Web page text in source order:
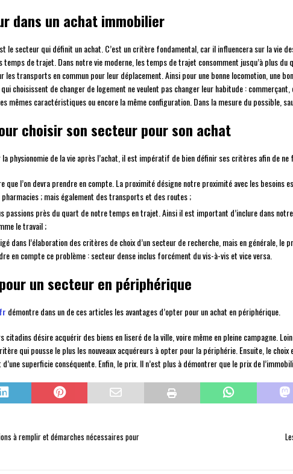
dans un achat immobilier
le secteur qui définit un achat. C’est un critère fondamental, car il influencera sur la vie
temps de trajet. Dans notre vie moderne, les temps de trajet consomment jusqu’à plus
les transports en commun pour leur déplacement. Ainsi pour une bonne locomotion, une
choisissent de changer de logement ne veulent pas changer leur habitude :
mêmes caractéristiques ou encore la même configuration. Dans la mesure du possible,
choisir son secteur pour son achat
physionomie de la vie après l’achat, il est impératif de bien définir ses critères afin de ne
que l’on devra prendre en compte. La proximité désigne notre proximité avec les besoins
pharmacies ; mais également des transports et des routes ;
passions près du quart de notre temps en trajet. Ainsi il est important d’inclure dans
le travail ;
dans l’élaboration des critères de choix d’un secteur de recherche, mais en générale,
en compte ce problème : secteur dense inclus forcément du vis-à-vis et vice versa.
un secteur en périphérique
démontre dans un de ces articles les avantages d’opter pour un achat en périphérique.
citadins désire acquérir des biens en liseré de la ville, voire même en pleine campagne.
qui pousse le plus les nouveaux acquéreurs à opter pour la périphérie. Ensuite, le
superficie conséquente. Enfin, le prix. Il n’est plus à démontrer que le prix de
à remplir et démarches nécessaires pour